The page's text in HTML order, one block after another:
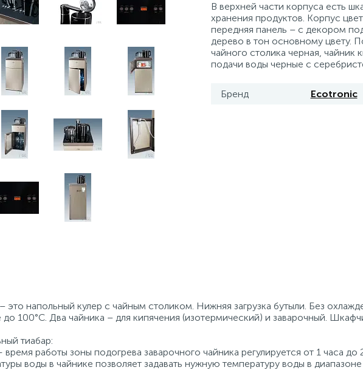
В верхней части корпуса есть
хранения продуктов. Корпус
передняя панель – с декором
дерево в тон основному цвету.
чайного столика черная, чайник
подачи воды черные с
Бренд Ecotronic
напольный кулер с чайным столиком. Нижняя загрузка бутыли. Без
до 100°С. Два чайника – для кипячения (изотермический) и заварочный.
тиабар:
работы зоны подогрева заварочного чайника регулируется от 1 часа до
воды в чайнике позволяет задавать нужную температуру воды в